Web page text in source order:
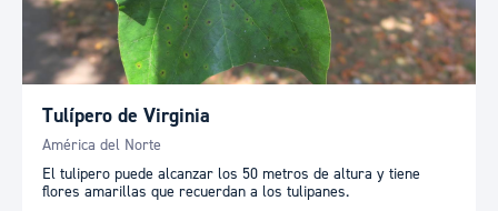
Tulípero de Virginia
América del Norte
El tulipero puede alcanzar los 50 metros de altura y tiene
flores amarillas que recuerdan a los tulipanes.